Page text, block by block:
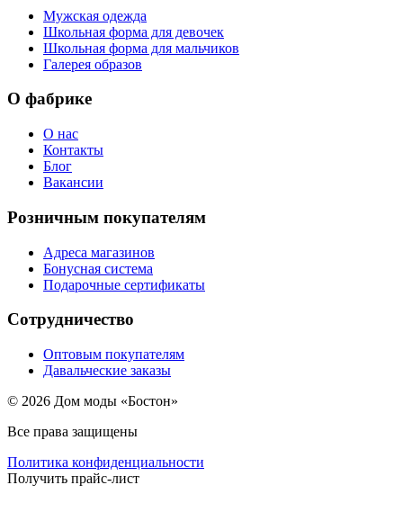
Мужская одежда
Школьная форма для девочек
Школьная форма для мальчиков
Галерея образов
О фабрике
О нас
Контакты
Блог
Вакансии
Розничным покупателям
Адреса магазинов
Бонусная система
Подарочные сертификаты
Сотрудничество
Оптовым покупателям
Давальческие заказы
© 2026 Дом моды «Бостон»
Все права защищены
Политика конфиденциальности
Получить прайс-лист